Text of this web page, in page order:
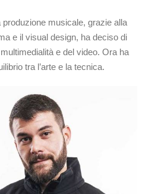
musicale, grazie alla
e il visual design, ha deciso di
e del video. Ora ha
tra l’arte e la tecnica.